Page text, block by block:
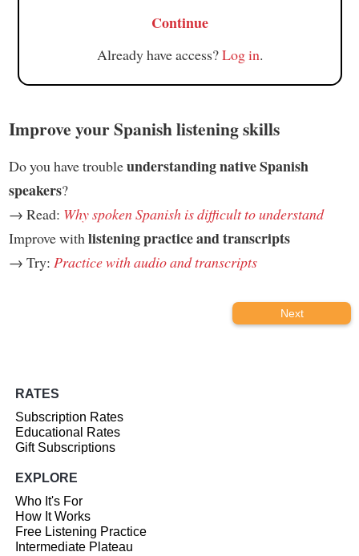
Continue
Already have access?Log in.
Improve your Spanish listening skills
Do you have troubleunderstanding native Spanish
speakers?
→ Read: Why spoken Spanish is difficult to understand
Improve with listening practice and transcripts
→ Try: Practice with audio and transcripts
Next
RATES
Subscription Rates
Educational Rates
Gift Subscriptions
EXPLORE
Who It's For
How It Works
Free Listening Practice
Intermediate Plateau